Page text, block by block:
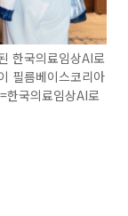
한국의료임상AI로
필름베이스코리아
한국의료임상AI로